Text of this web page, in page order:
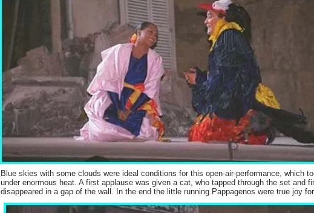
Blue skies with some clouds were ideal conditions for this open-air-performance, which
under enormous heat. A first applause was given a cat, who tapped through the set and
disappeared in a gap of the wall. In the end the little running Pappagenos were true joy